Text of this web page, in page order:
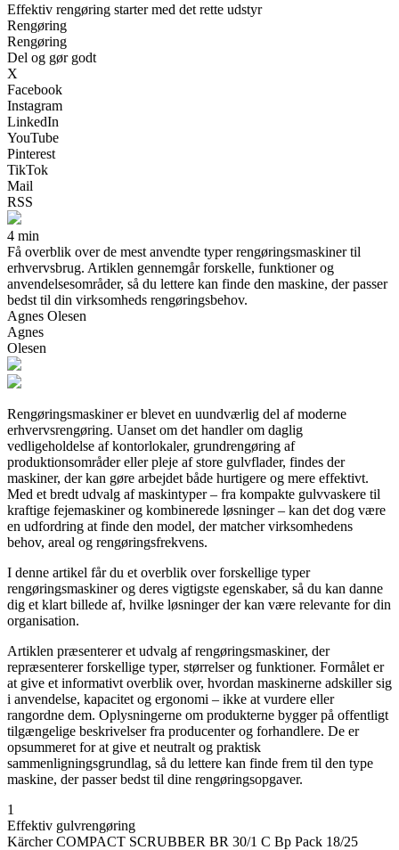
Effektiv rengøring starter med det rette udstyr
Rengøring
Rengøring
Del og gør godt
X
Facebook
Instagram
LinkedIn
YouTube
Pinterest
TikTok
Mail
RSS
4 min
Få overblik over de mest anvendte typer rengøringsmaskiner til
erhvervsbrug. Artiklen gennemgår forskelle, funktioner og
anvendelsesområder, så du lettere kan finde den maskine, der passer
bedst til din virksomheds rengøringsbehov.
Agnes Olesen
Agnes
Olesen
Rengøringsmaskiner er blevet en uundværlig del af moderne
erhvervsrengøring. Uanset om det handler om daglig
vedligeholdelse af kontorlokaler, grundrengøring af
produktionsområder eller pleje af store gulvflader, findes der
maskiner, der kan gøre arbejdet både hurtigere og mere effektivt.
Med et bredt udvalg af maskintyper – fra kompakte gulvvaskere til
kraftige fejemaskiner og kombinerede løsninger – kan det dog være
en udfordring at finde den model, der matcher virksomhedens
behov, areal og rengøringsfrekvens.
I denne artikel får du et overblik over forskellige typer
rengøringsmaskiner og deres vigtigste egenskaber, så du kan danne
dig et klart billede af, hvilke løsninger der kan være relevante for din
organisation.
Artiklen præsenterer et udvalg af rengøringsmaskiner, der
repræsenterer forskellige typer, størrelser og funktioner. Formålet er
at give et informativt overblik over, hvordan maskinerne adskiller sig
i anvendelse, kapacitet og ergonomi – ikke at vurdere eller
rangordne dem. Oplysningerne om produkterne bygger på offentligt
tilgængelige beskrivelser fra producenter og forhandlere. De er
opsummeret for at give et neutralt og praktisk
sammenligningsgrundlag, så du lettere kan finde frem til den type
maskine, der passer bedst til dine rengøringsopgaver.
1
Effektiv gulvrengøring
Kärcher COMPACT SCRUBBER BR 30/1 C Bp Pack 18/25